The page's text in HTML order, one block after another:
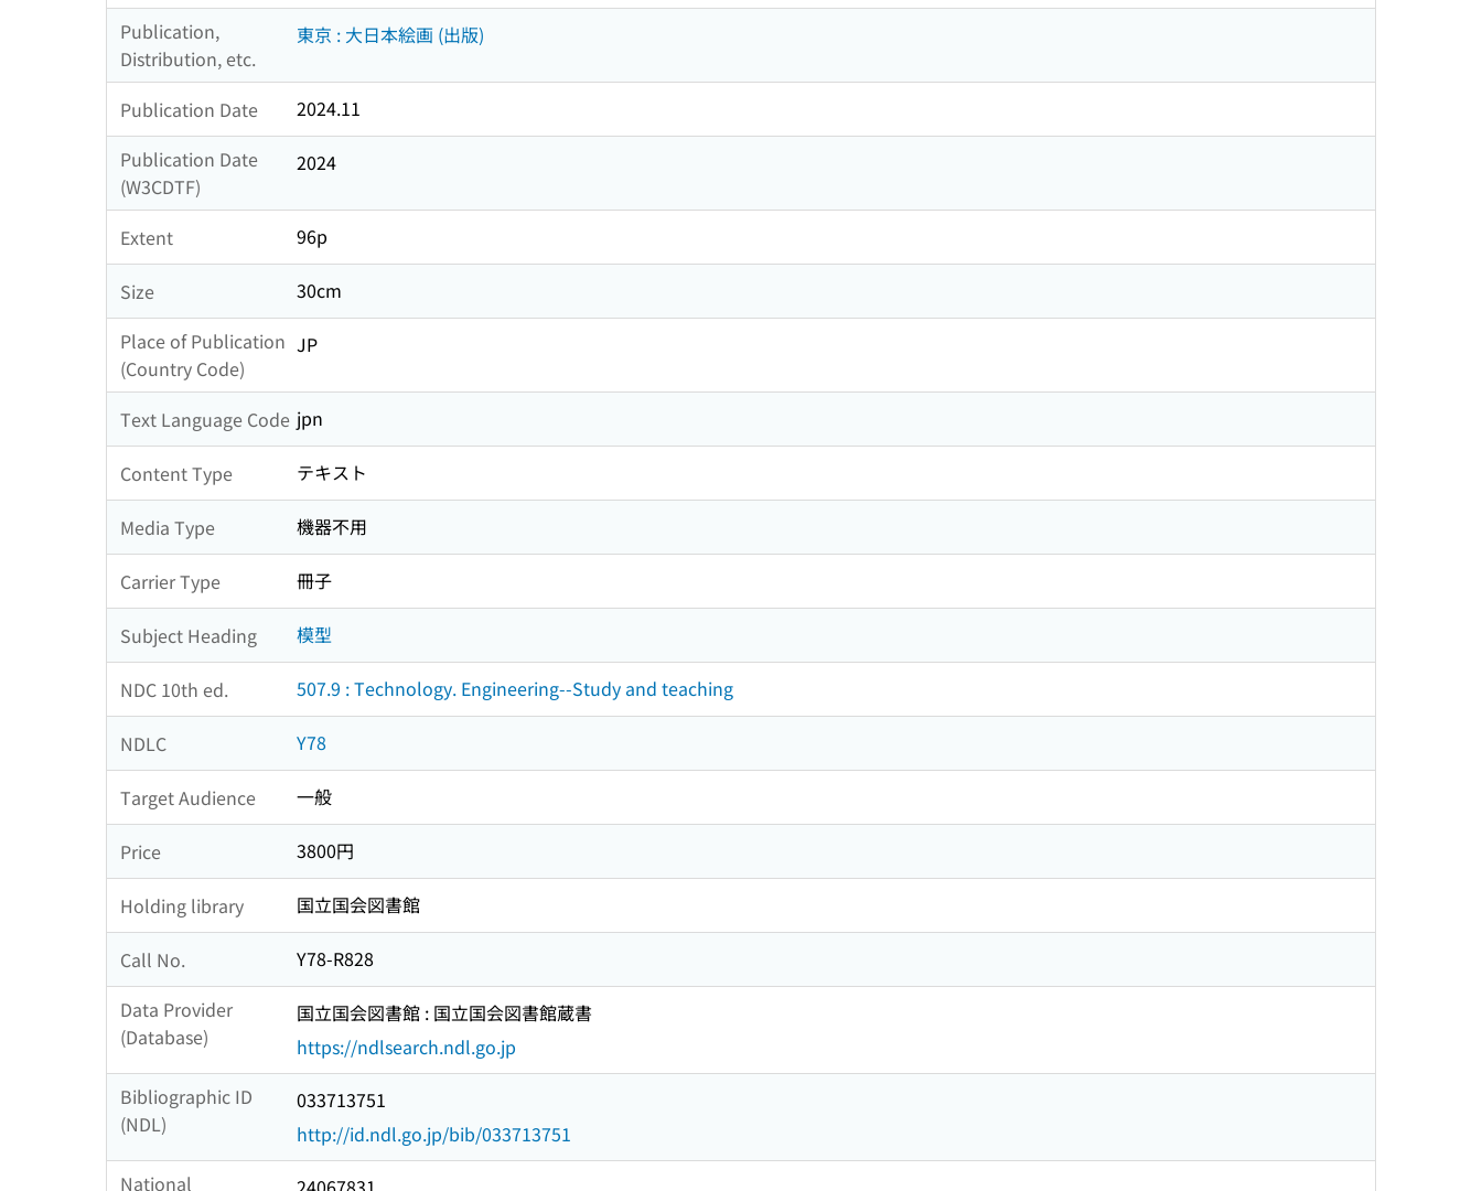
Publication,
Distribution, etc.
東京 : 大日本絵画 (出版)
Publication Date
2024.11
Publication Date
(W3CDTF)
2024
Extent 96p
Size
30cm
Place of Publication
(Country Code)
JP
Text Language Code jpn
Content Type テキスト
Media Type 機器不用
Carrier Type 冊子
Subject Heading 模型
NDC 10th ed. 507.9 : Technology. Engineering--Study and teaching
NDLC Y78
Target Audience 一般
Price 3800円
Holding library 国立国会図書館
Call No.
Y78-R828
Data Provider
(Database)
国立国会図書館 : 国立国会図書館蔵書
https://ndlsearch.ndl.go.jp
Bibliographic ID
(NDL)
033713751
http://id.ndl.go.jp/bib/033713751
National